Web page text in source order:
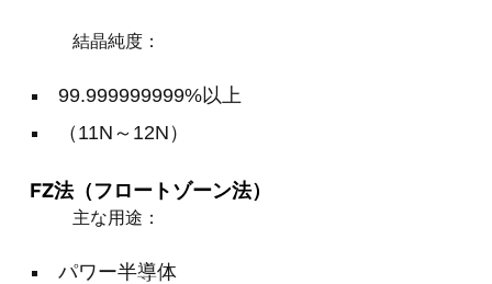
結晶純度：
99.999999999%以上
（11N～12N）
FZ法（フロートゾーン法）
主な用途：
パワー半導体